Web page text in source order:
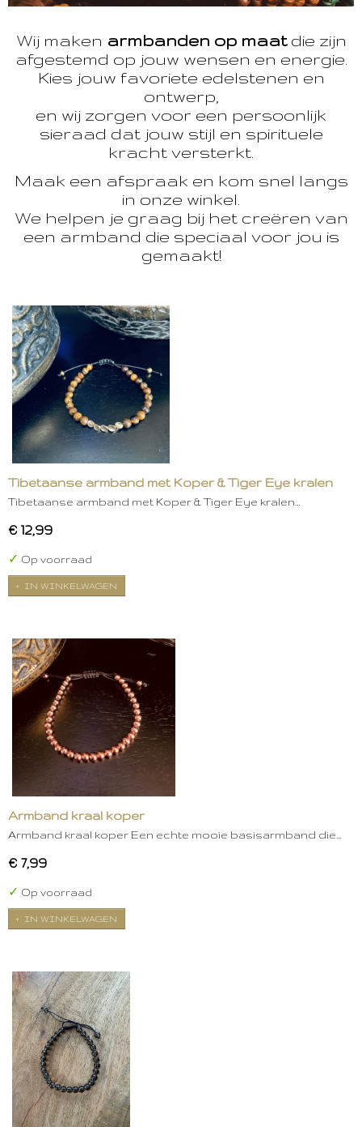
Wij maken armbanden op maatdie zijn
afgestemd op jouw wensen en energie.
Kies jouw favoriete edelstenen en
ontwerp,
en wij zorgen voor een persoonlijk
sieraad dat jouw stijl en spirituele
kracht versterkt.
Maak een afspraak en kom snel langs
in onze winkel.
We helpen je graag bij het creëren van
een armband die speciaal voor jou is
gemaakt!
Tibetaanse armband met Koper & Tiger Eye kralen
Tibetaanse armband met Koper & Tiger Eye kralen…
€ 12,99
✓ Op voorraad
IN WINKELWAGEN
Armband kraal koper
Armband kraal koper Een echte mooie basisarmband die…
€ 7,99
✓ Op voorraad
IN WINKELWAGEN